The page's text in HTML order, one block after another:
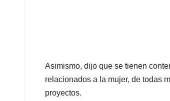
Asimismo, dijo que se tienen
relacionados a la mujer, de todas
proyectos.